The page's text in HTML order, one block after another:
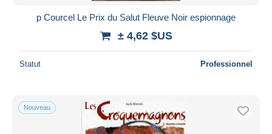
p Courcel Le Prix du Salut Fleuve Noir espionnage
± 4,62 $US
Statut Professionnel
Nouveau